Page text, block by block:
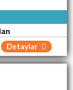
Detaylar